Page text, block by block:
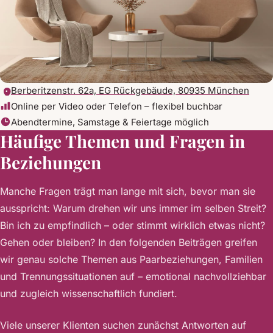
Berberitzenstr. 62a, EG Rückgebäude, 80935 München
Online per Video oder Telefon – flexibel buchbar
Abendtermine, Samstage & Feiertage möglich
Häufige Themen und Fragen in
Beziehungen
Manche Fragen trägt man lange mit sich, bevor man sie
ausspricht: Warum drehen wir uns immer im selben Streit?
Bin ich zu empfindlich – oder stimmt wirklich etwas nicht?
Gehen oder bleiben? In den folgenden Beiträgen greifen
wir genau solche Themen aus Paarbeziehungen, Familien
und Trennungssituationen auf – emotional nachvollziehbar
und zugleich wissenschaftlich fundiert.
Viele unserer Klienten suchen zunächst Antworten auf